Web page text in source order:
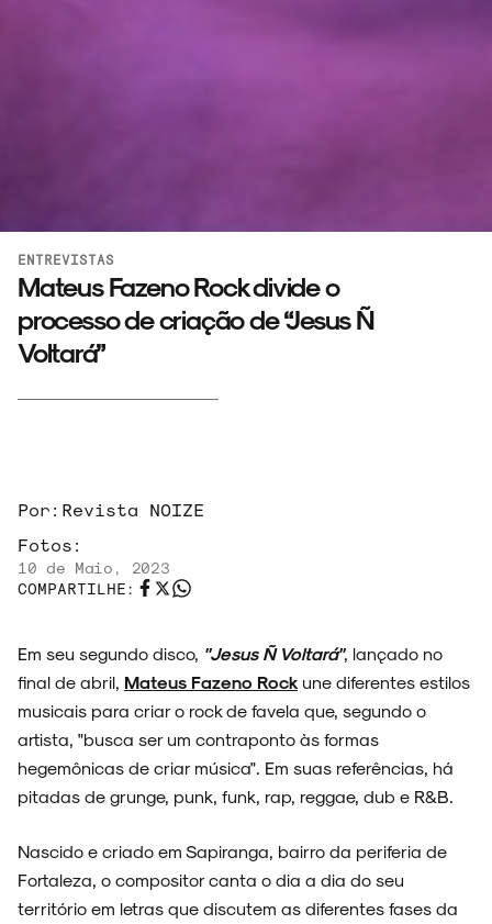
ENTREVISTAS
Mateus Fazeno Rock divide o
processo de criação de “Jesus Ñ
Voltará”
Por: Revista NOIZE
Fotos:
10 de Maio, 2023
COMPARTILHE:
Em seu segundo disco, "Jesus Ñ Voltará", lançado no
final de abril, Mateus Fazeno Rock une diferentes estilos
musicais para criar o rock de favela que, segundo o
artista, "busca ser um contraponto às formas
hegemônicas de criar música". Em suas referências, há
pitadas de grunge, punk, funk, rap, reggae, dub e R&B.
Nascido e criado em Sapiranga, bairro da periferia de
Fortaleza, o compositor canta o dia a dia do seu
território em letras que discutem as diferentes fases da